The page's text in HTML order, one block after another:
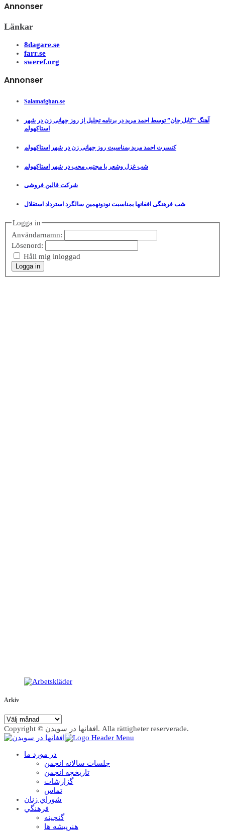
Annonser
Länkar
8dagare.se
farr.se
sweref.org
Annonser
Salamafghan.se
آهنگ ”کابل جان” توسط احمد مرید در برنامه تجلیل از روز جهانی زن در شهر
استاکهولم
کنسرت احمد مرید بمناسبت روز جهانی زن در شهر استاکهولم
شب غزل وشعر با مجتبی محب در شهر استاکهولم
شرکت قالین فروشی
شب فرهنگی افغانها بمناسبت نودونهمین سالگرد استرداد استقلال
Logga in
Användarnamn:
Lösenord:
Håll mig inloggad
Logga in
Arkiv
Arkiv
Copyright © افغانها در سویدن. Alla rättigheter reserverade.
در مورد ما
جلسات سالانه انجمن
تاریخچه انجمن
گزارشات
تماس
شوراي زنان
فرهنگي
گنجينه
هنرپيشه ها